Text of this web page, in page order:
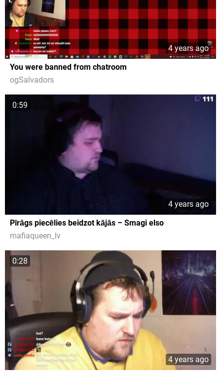
4 years ago
You were banned from chatroom
ogSalvadors
0:59
4 years ago
Pīrāgs piecēlies beidzot kājās – Smagi elso
mafiaqueen_lv
0:28
4 years ago